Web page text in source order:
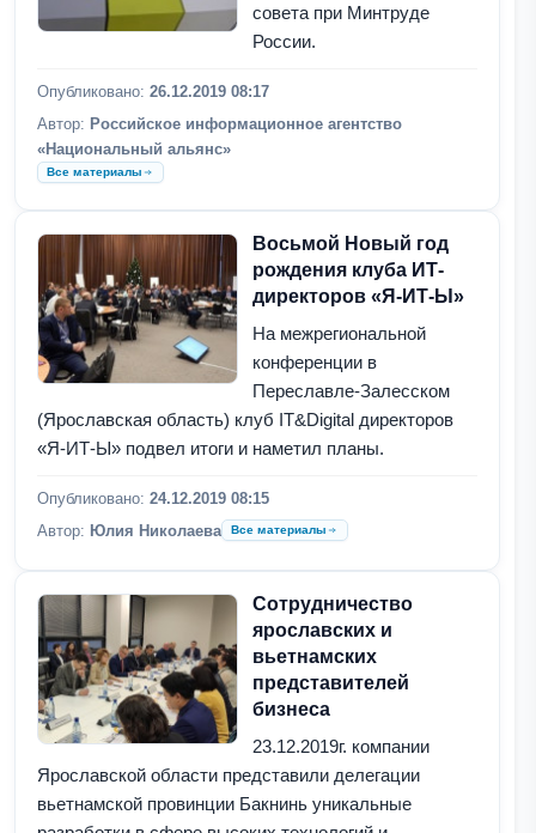
совета при Минтруде
России.
Опубликовано: 26.12.2019 08:17
Автор: Российское информационное агентство
«Национальный альянс»
Все материалы
Восьмой Новый год
рождения клуба ИТ-
директоров «Я-ИТ-Ы»
На межрегиональной
конференции в
Переславле-Залесском
(Ярославская область) клуб IT&Digital директоров
«Я-ИТ-Ы» подвел итоги и наметил планы.
Опубликовано: 24.12.2019 08:15
Автор: Юлия Николаева Все материалы
Сотрудничество
ярославских и
вьетнамских
представителей
бизнеса
23.12.2019г. компании
Ярославской области представили делегации
вьетнамской провинции Бакнинь уникальные